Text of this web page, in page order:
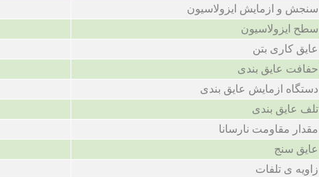
سنجش و ازمایش ایزولاسیون
سطح ایزولاسیون
عایق کاری بتن
حفافت عایق بندی
دستگاه ازمایش عایق بندی
تلف عایق بندی
مقدار مقاومت نارسانا
عایق سنج
زاویه ی تلفات